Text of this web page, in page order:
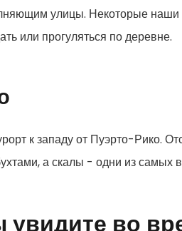
улицы. Некоторые наши
или прогуляться по деревне.
к западу от Пуэрто-Рико.
а скалы - одни из самых
увидите во